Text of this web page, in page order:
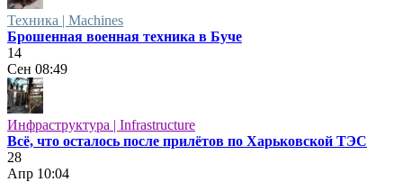
Техника | Machines
Брошенная военная техника в Буче
14
Сен 08:49
Инфраструктура | Infrastructure
Всё, что осталось после прилётов по Харьковской ТЭС
28
Апр 10:04